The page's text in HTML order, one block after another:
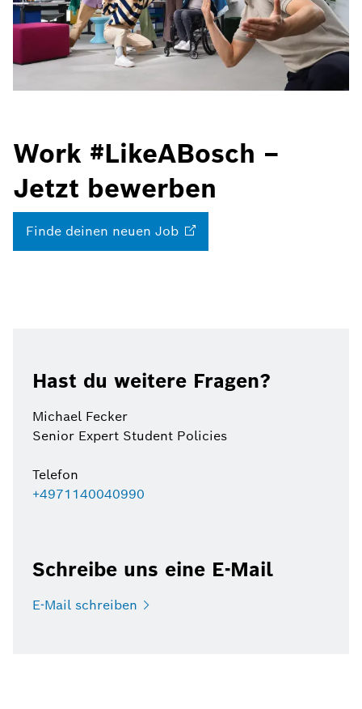
Work #LikeABosch –
Jetzt bewerben
Finde deinen neuen Job
Hast du weitere Fragen?
Michael Fecker
Senior Expert Student Policies
Telefon
+4971140040990
Schreibe uns eine E-Mail
E-Mail schreiben